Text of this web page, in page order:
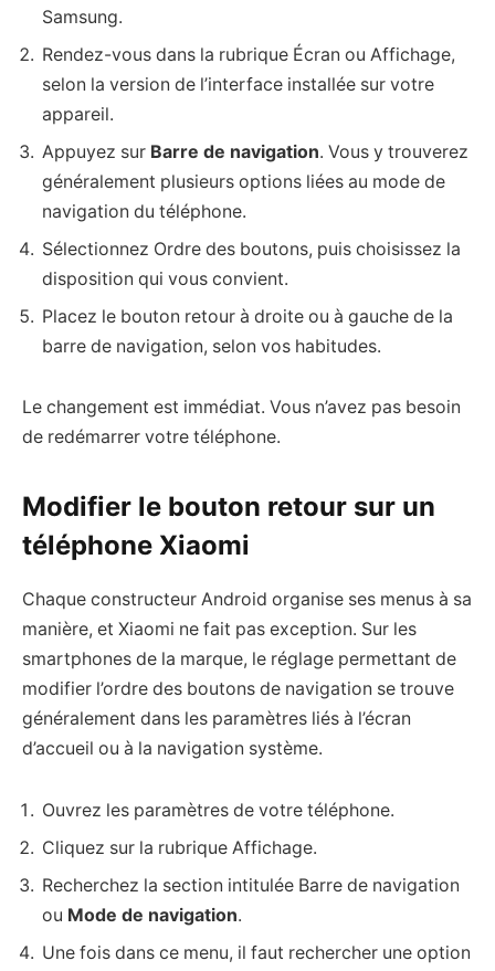
Samsung.
Rendez-vous dans la rubrique Écran ou Affichage,
selon la version de l’interface installée sur votre
appareil.
Appuyez sur Barre de navigation. Vous y trouverez
généralement plusieurs options liées au mode de
navigation du téléphone.
Sélectionnez Ordre des boutons, puis choisissez la
disposition qui vous convient.
Placez le bouton retour à droite ou à gauche de la
barre de navigation, selon vos habitudes.
Le changement est immédiat. Vous n’avez pas besoin
de redémarrer votre téléphone.
Modifier le bouton retour sur un
téléphone Xiaomi
Chaque constructeur Android organise ses menus à sa
manière, et Xiaomi ne fait pas exception. Sur les
smartphones de la marque, le réglage permettant de
modifier l’ordre des boutons de navigation se trouve
généralement dans les paramètres liés à l’écran
d’accueil ou à la navigation système.
Ouvrez les paramètres de votre téléphone.
Cliquez sur la rubrique Affichage.
Recherchez la section intitulée Barre de navigation
ou Mode de navigation.
Une fois dans ce menu, il faut rechercher une option